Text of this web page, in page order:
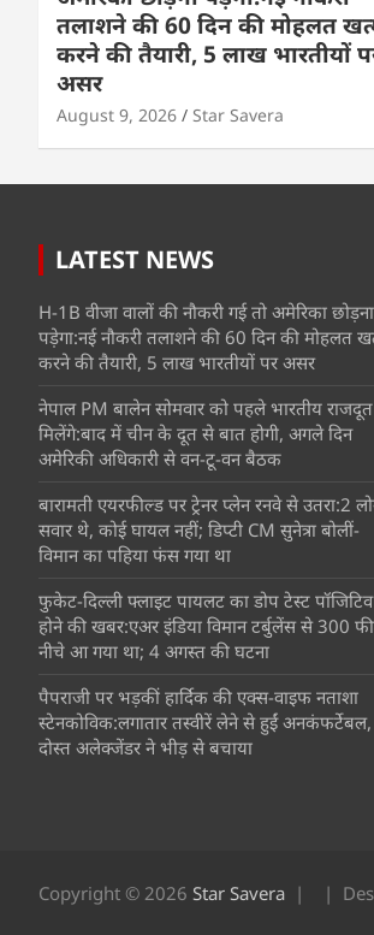
तलाशने की 60 दिन की मोहलत
करने की तैयारी, 5 लाख भारतीयों
असर
August 9, 2026 Star Savera
LATEST NEWS
H-1B वीजा वालों की नौकरी गई तो अमेरिका छोड़ना
पड़ेगा:नई नौकरी तलाशने की 60 दिन की मोहलत
करने की तैयारी, 5 लाख भारतीयों पर असर
नेपाल PM बालेन सोमवार को पहले भारतीय
मिलेंगे:बाद में चीन के दूत से बात होगी, अगले दिन
अमेरिकी अधिकारी से वन-टू-वन बैठक
बारामती एयरफील्ड पर ट्रेनर प्लेन रनवे से उतरा:2
सवार थे, कोई घायल नहीं; डिप्टी CM सुनेत्रा बोलीं-
विमान का पहिया फंस गया था
फुकेट-दिल्ली फ्लाइट पायलट का डोप टेस्ट पॉजिटिव
होने की खबर:एअर इंडिया विमान टर्बुलेंस से 300
नीचे आ गया था; 4 अगस्त की घटना
पैपराजी पर भड़कीं हार्दिक की एक्स-वाइफ नताशा
स्टेनकोविक:लगातार तस्वीरें लेने से हुईं अनकंफर्टेबल,
दोस्त अलेक्जेंडर ने भीड़ से बचाया
Copyright © 2026 Star Savera